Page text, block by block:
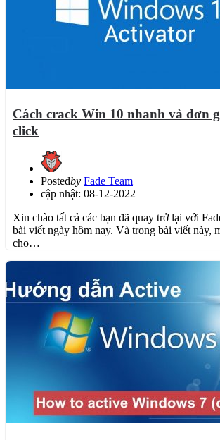
Cách crack Win 10 nhanh và đơn
click
Postedby Fade Team
cập nhật: 08-12-2022
Xin chào tất cả các bạn đã quay trở lại với
bài viết ngày hôm nay. Và trong bài viết này,
cho…